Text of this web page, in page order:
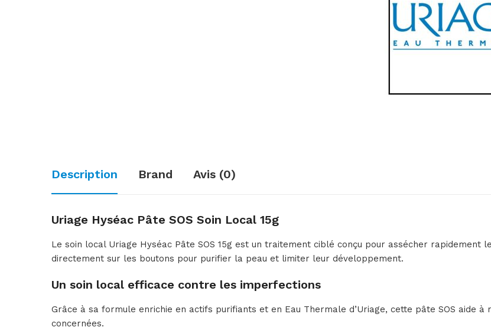
Description Brand Avis (0)
Uriage Hyséac Pâte SOS Soin Local 15g
Le soin local Uriage Hyséac Pâte SOS 15g est un traitement ciblé conçu pour assécher
directement sur les boutons pour purifier la peau et limiter leur développement.
Un soin local efficace contre les imperfections
Grâce à sa formule enrichie en actifs purifiants et en Eau Thermale d’Uriage, cette pâte SOS aide
concernées.